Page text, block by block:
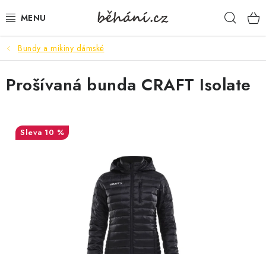
na
BOTY PÁNSKÉ
BOTY DÁMSKÉ
DÁMSKÉ OBLEČENÍ
DÁRKOVÉ POUKAZY
VELIKOSTNÍ TABULKY
Bundy a mikiny dámské
Prošívaná bunda CRAFT Isolate
10 %